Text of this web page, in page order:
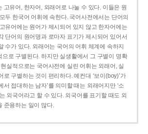
고유어, 한자어, 외래어로 나눌 수 있다. 이들은 원
두 한국어 어휘에 속한다. 국어사전에서는 단어의
유어에는 원어가 제시되어 있지 않고 한자어에는
단어의 원어명과 로마자 표기가 제시되어 있어서
수가 있다. 외래어는 국어의 어휘 체계에 속하지
으로 구별된다. 하지만 실생활에서 그 구별이 명확
실적으로는 국어사전에 실린 어휘는 외래어, 실
로 구별하는 것이 편리하다. 예컨대 ‘보이(boy)’가
서 접대하는 남자’를 의미할 때는 외래어지만 ‘소
외국어라고 할 수 있다. 외국어를 표기할 때도 외
준용하는 일이 많다.